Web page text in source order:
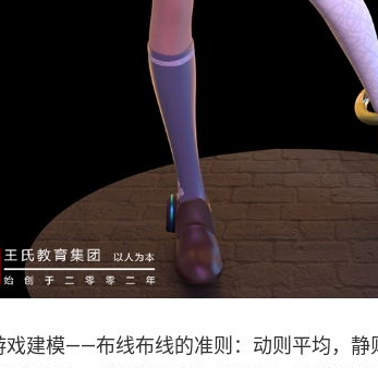
戏建模——布线布线的准则：动则平均，静